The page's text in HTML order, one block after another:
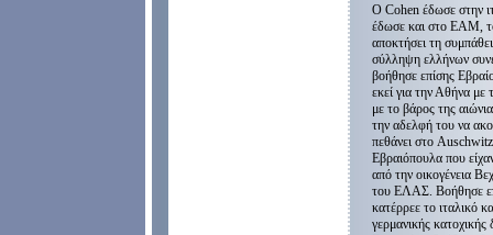
Ο Cohen έδωσε στην
έδωσε και στο ΕΑΜ,
αποκτήσει τη
σύλληψη ελλήνων
βοήθησε επίσης
εκεί για την Αθήνα με
με το βάρος της
την αδελφή του να
πεθάνει στο
Εβραιόπουλα που
από την οικογένεια
του ΕΛΑΣ. Βοήθησε
κατέρρεε το ιταλικό
γερμανικής